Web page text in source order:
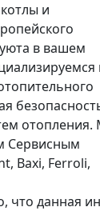
и
в вашем
Сервисным
Baxi, Ferroli,
данная